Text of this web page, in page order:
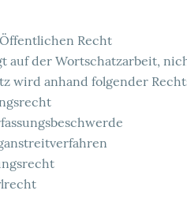
Recht
auf der Wortschatzarbeit,
wird anhand folgender